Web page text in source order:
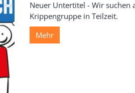
Neuer Untertitel - Wir suchen
Krippengruppe in Teilzeit.
Mehr